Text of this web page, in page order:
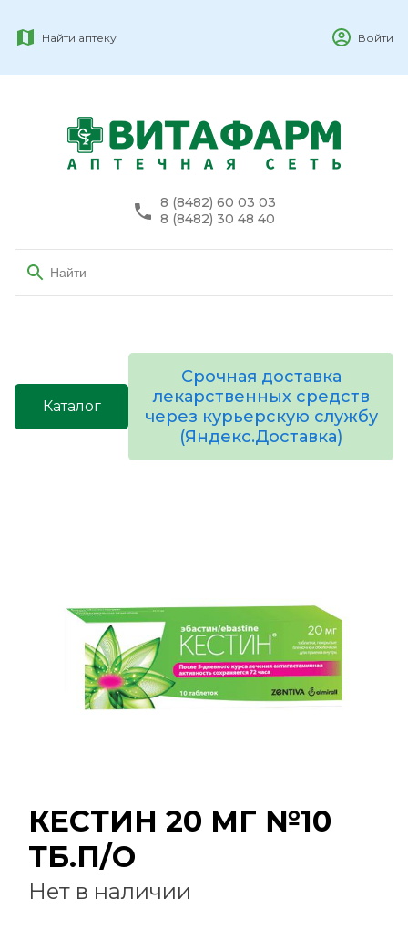
Найти аптеку Войти
8 (8482) 60 03 03
8 (8482) 30 48 40
Каталог
Срочная доставка
лекарственных средств
через курьерскую службу
(Яндекс.Доставка)
КЕСТИН 20 МГ №10
ТБ.П/О
Нет в наличии